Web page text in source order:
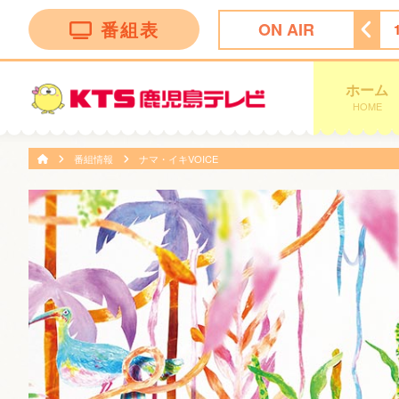
番組表 ON AIR
トークバラエティー”！ 18:30 ナマ・イキＶＯＩＣＥ
ホーム
HOME
番組情報 ナマ・イキVOICE